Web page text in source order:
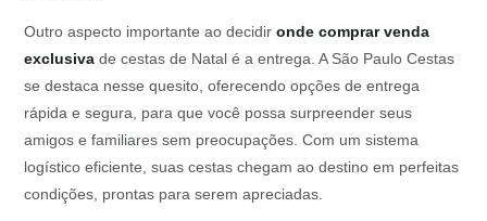
Outro aspecto importante ao decidironde comprar venda
exclusiva de cestas de Natal é a entrega. A São Paulo Cestas
se destaca nesse quesito, oferecendo opções de entrega
rápida e segura, para que você possa surpreender seus
amigos e familiares sem preocupações. Com um sistema
logístico eficiente, suas cestas chegam ao destino em perfeitas
condições, prontas para serem apreciadas.